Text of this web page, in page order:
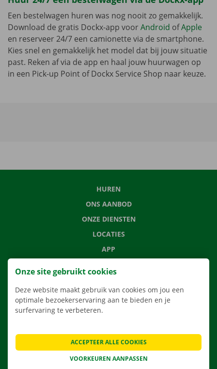
Een bestelwagen huren was nog nooit zo gemakkelijk.
Download de gratis Dockx-app voorAndroid ofApple
en reserveer 24/7 een camionette via de smartphone.
Kies snel en gemakkelijk het model dat bij jouw situatie
past. Reken af via de app en haal jouw huurwagen op
in een Pick-up Point of Dockx Service Shop naar keuze.
HUREN
ONS AANBOD
ONZE DIENSTEN
LOCATIES
APP
CONTACTEER ONS
NIEUWS
CADEAUBON
Onze site gebruikt cookies
Deze website maakt gebruik van cookies om jou een
optimale bezoekerservaring aan te bieden en je
surfervaring te verbeteren.
VOORKEUREN AANPASSEN
ACCEPTEER ALLE COOKIES